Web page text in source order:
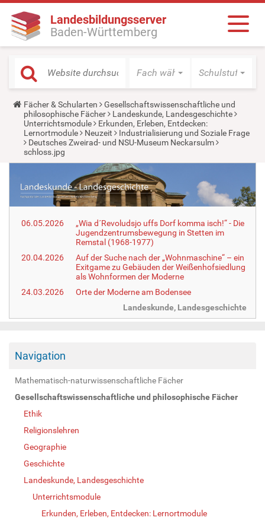
Landesbildungsserver
Baden-Württemberg
Fach wählen Schulstufe
Y
o
u
a
r
e
h
e
:
Fächer & Schularten
Gesellschaftswissenschaftliche und
philosophische Fächer
Landeskunde, Landesgeschichte
Unterrichtsmodule
Erkunden, Erleben, Entdecken:
Lernortmodule
Neuzeit
Industrialisierung und Soziale Frage
Deutsches Zweirad- und NSU-Museum Neckarsulm
schloss.jpg
06.05.2026
„Wia d´Revoludsjo uffs Dorf komma isch!“ - Die
Jugendzentrumsbewegung in Stetten im
Remstal (1968-1977)
20.04.2026
Auf der Suche nach der „Wohnmaschine“ – ein
Exitgame zu Gebäuden der Weißenhofsiedlung
als Wohnformen der Moderne
24.03.2026
Orte der Moderne am Bodensee
Landeskunde, Landesgeschichte
Navigation
Mathematisch-naturwissenschaftliche Fächer
Gesellschaftswissenschaftliche und philosophische Fächer
Ethik
Religionslehren
Geographie
Geschichte
Landeskunde, Landesgeschichte
Unterrichtsmodule
Erkunden, Erleben, Entdecken: Lernortmodule